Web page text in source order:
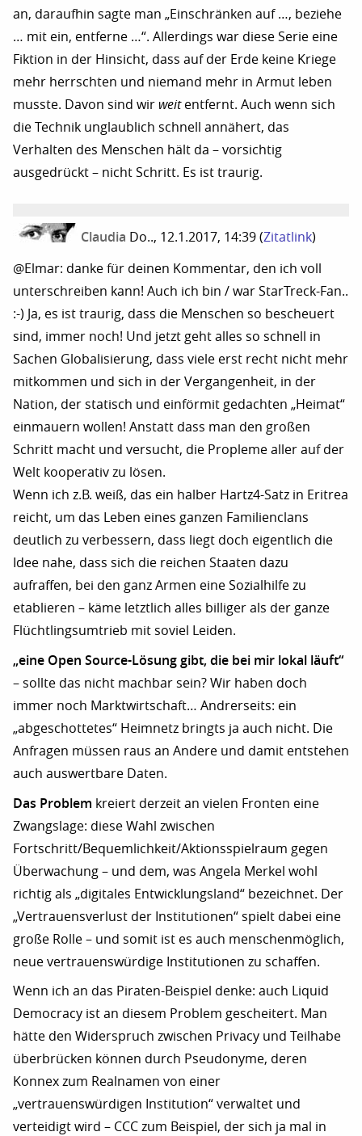
an, daraufhin sagte man „Einschränken auf …, beziehe
… mit ein, entferne …“. Allerdings war diese Serie eine
Fiktion in der Hinsicht, dass auf der Erde keine Kriege
mehr herrschten und niemand mehr in Armut leben
musste. Davon sind wir weitentfernt. Auch wenn sich
die Technik unglaublich schnell annähert, das
Verhalten des Menschen hält da – vorsichtig
ausgedrückt – nicht Schritt. Es ist traurig.
Claudia Do.., 12.1.2017, 14:39 (Zitatlink)
@Elmar: danke für deinen Kommentar, den ich voll
unterschreiben kann! Auch ich bin / war StarTreck-Fan..
:-) Ja, es ist traurig, dass die Menschen so bescheuert
sind, immer noch! Und jetzt geht alles so schnell in
Sachen Globalisierung, dass viele erst recht nicht mehr
mitkommen und sich in der Vergangenheit, in der
Nation, der statisch und einförmit gedachten „Heimat“
einmauern wollen! Anstatt dass man den großen
Schritt macht und versucht, die Propleme aller auf der
Welt kooperativ zu lösen.
Wenn ich z.B. weiß, das ein halber Hartz4-Satz in Eritrea
reicht, um das Leben eines ganzen Familienclans
deutlich zu verbessern, dass liegt doch eigentlich die
Idee nahe, dass sich die reichen Staaten dazu
aufraffen, bei den ganz Armen eine Sozialhilfe zu
etablieren – käme letztlich alles billiger als der ganze
Flüchtlingsumtrieb mit soviel Leiden.
„eine Open Source-Lösung gibt, die bei mir lokal läuft“
– sollte das nicht machbar sein? Wir haben doch
immer noch Marktwirtschaft… Andrerseits: ein
„abgeschottetes“ Heimnetz bringts ja auch nicht. Die
Anfragen müssen raus an Andere und damit entstehen
auch auswertbare Daten.
Das Problem kreiert derzeit an vielen Fronten eine
Zwangslage: diese Wahl zwischen
Fortschritt/Bequemlichkeit/Aktionsspielraum gegen
Überwachung – und dem, was Angela Merkel wohl
richtig als „digitales Entwicklungsland“ bezeichnet. Der
„Vertrauensverlust der Institutionen“ spielt dabei eine
große Rolle – und somit ist es auch menschenmöglich,
neue vertrauenswürdige Institutionen zu schaffen.
Wenn ich an das Piraten-Beispiel denke: auch Liquid
Democracy ist an diesem Problem gescheitert. Man
hätte den Widerspruch zwischen Privacy und Teilhabe
überbrücken können durch Pseudonyme, deren
Konnex zum Realnamen von einer
„vertrauenswürdigen Institution“ verwaltet und
verteidigt wird – CCC zum Beispiel, der sich ja mal in